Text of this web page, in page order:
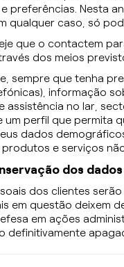
preferências. Nesta
qualquer caso, só
que o contactem
dos meios
sempre que tenha
informação
assistência no lar,
um perfil que permita
dados
produtos e serviços
dos
dos clientes
em questão deixem
em ações
definitivamente